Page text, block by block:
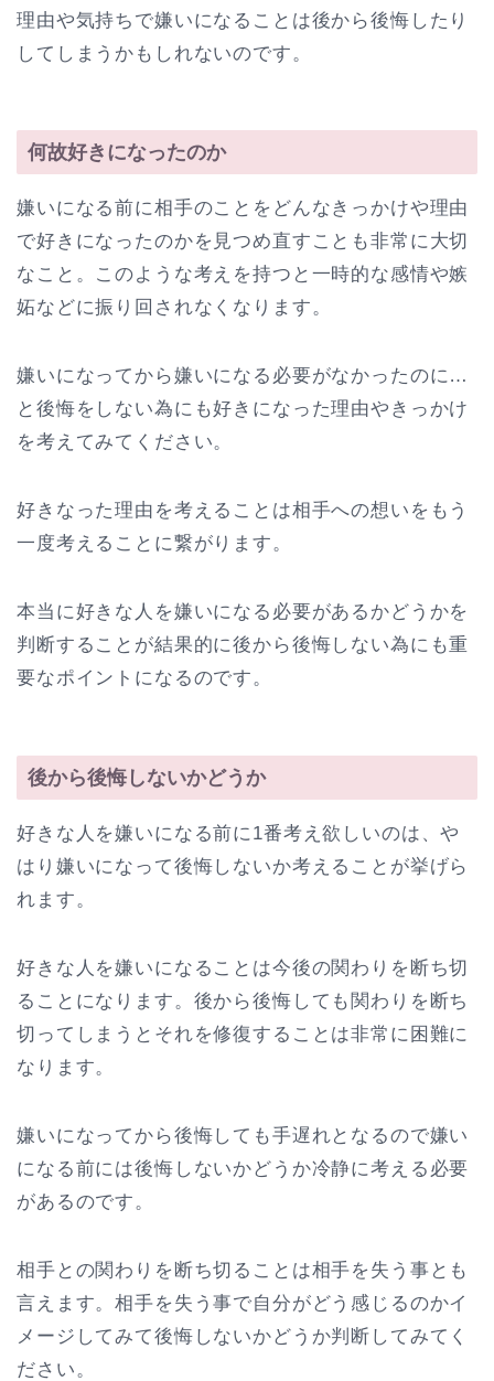
理由や気持ちで嫌いになることは後から後悔したり
してしまうかもしれないのです。
何故好きになったのか
嫌いになる前に相手のことをどんなきっかけや理由
で好きになったのかを見つめ直すことも非常に大切
なこと。このような考えを持つと一時的な感情や嫉
妬などに振り回されなくなります。
嫌いになってから嫌いになる必要がなかったのに…
と後悔をしない為にも好きになった理由やきっかけ
を考えてみてください。
好きなった理由を考えることは相手への想いをもう
一度考えることに繋がります。
本当に好きな人を嫌いになる必要があるかどうかを
判断することが結果的に後から後悔しない為にも重
要なポイントになるのです。
後から後悔しないかどうか
好きな人を嫌いになる前に1番考え欲しいのは、や
はり嫌いになって後悔しないか考えることが挙げら
れます。
好きな人を嫌いになることは今後の関わりを断ち切
ることになります。後から後悔しても関わりを断ち
切ってしまうとそれを修復することは非常に困難に
なります。
嫌いになってから後悔しても手遅れとなるので嫌い
になる前には後悔しないかどうか冷静に考える必要
があるのです。
相手との関わりを断ち切ることは相手を失う事とも
言えます。相手を失う事で自分がどう感じるのかイ
メージしてみて後悔しないかどうか判断してみてく
ださい。